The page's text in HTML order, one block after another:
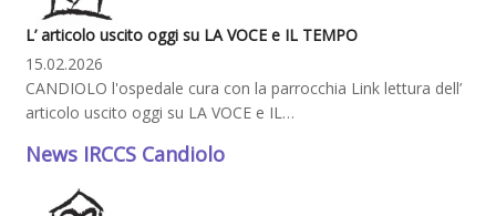
L’ articolo uscito oggi su LA VOCE e IL TEMPO
15.02.2026
CANDIOLO l'ospedale cura con la parrocchia Link lettura dell’
articolo uscito oggi su LA VOCE e IL…
News IRCCS Candiolo